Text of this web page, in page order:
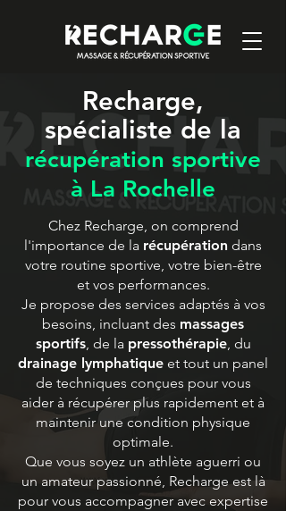
Recharge,
spécialiste de la
récupération sportive
à La Rochelle
Chez Recharge, on comprend
l'importance de la récupération dans
votre routine sportive, votre bien-être
et vos performances.
Je propose des services adaptés à vos
besoins, incluant des massages
sportifs, de la pressothérapie, du
drainage lymphatique et tout un panel
de techniques conçues pour vous
aider à récupérer plus rapidement et à
maintenir une condition physique
optimale.
Que vous soyez un athlète aguerri ou
un amateur passionné, Recharge est là
pour vous accompagner avec expertise